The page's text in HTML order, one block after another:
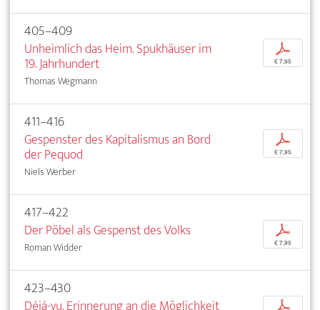
405–409
Unheimlich das Heim. Spukhäuser im
19. Jahrhundert
Thomas Wegmann
p
€ 7,95
411–416
Gespenster des Kapitalismus an Bord
der Pequod
Niels Werber
p
€ 7,95
417–422
Der Pöbel als Gespenst des Volks
Roman Widder
p
€ 7,95
423–430
p